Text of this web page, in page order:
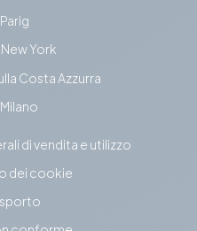
York
Costa Azzurra
di vendita e utilizzo
dei cookie